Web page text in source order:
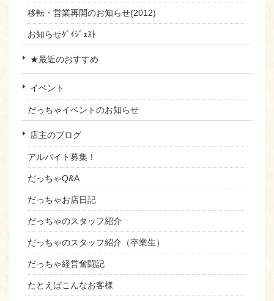
移転・営業再開のお知らせ(2012)
お知らせﾀﾞｲｼﾞｪｽﾄ
★最近のおすすめ
イベント
だっちゃイベントのお知らせ
店主のブログ
アルバイト募集！
だっちゃQ&A
だっちゃお店日記
だっちゃのスタッフ紹介
だっちゃのスタッフ紹介（卒業生）
だっちゃ経営奮闘記
たとえばこんなお客様